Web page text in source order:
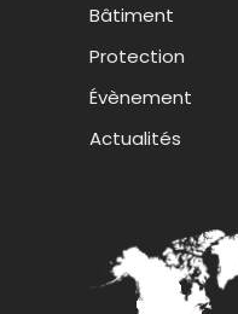
Bâtiment
Protection
Évènement
Actualités